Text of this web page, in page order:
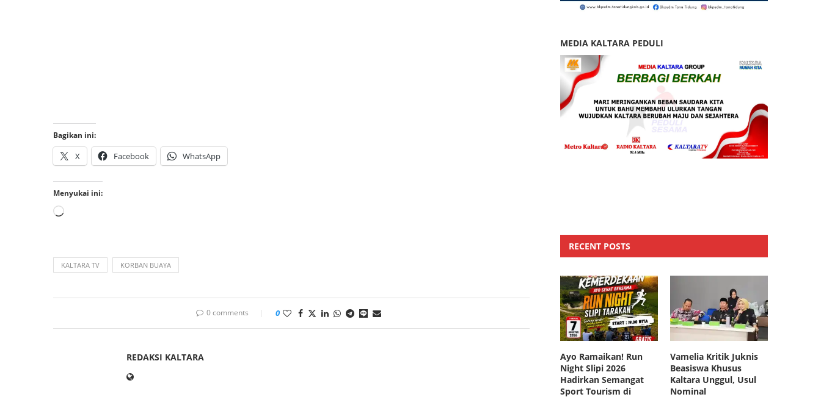
Bagikan ini:
X Facebook WhatsApp
Menyukai ini:
KALTARA TV KORBAN BUAYA
0 comments 0
REDAKSI KALTARA
MEDIA KALTARA PEDULI
RECENT POSTS
Ayo Ramaikan! Run
Night Slipi 2026
Hadirkan Semangat
Sport Tourism di
Vamelia Kritik Juknis
Beasiswa Khusus
Kaltara Unggul, Usul
Nominal